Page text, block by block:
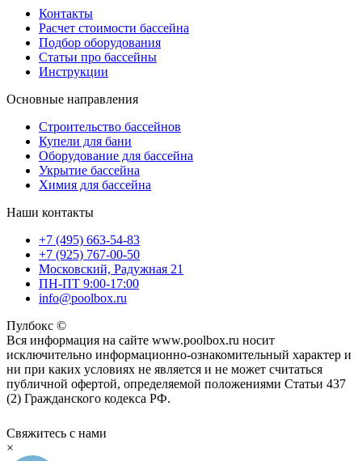
Контакты
Расчет стоимости бассейна
Подбор оборудования
Статьи про бассейны
Инструкции
Основные направления
Строительство бассейнов
Купели для бани
Оборудование для бассейна
Укрытие бассейна
Химия для бассейна
Наши контакты
+7 (495) 663-54-83
+7 (925) 767-00-50
Московский, Радужная 21
ПН-ПТ 9:00-17:00
info@poolbox.ru
Пулбокс ©
Вся информация на сайте www.poolbox.ru носит
исключительно информационно-ознакомительный характер и
ни при каких условиях не является и не может считаться
публичной офертой, определяемой положениями Статьи 437
(2) Гражданского кодекса РФ.
Свяжитесь с нами
×